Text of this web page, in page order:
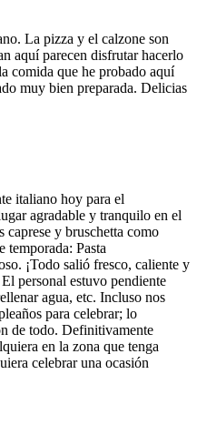
La pizza y el calzone son
aquí parecen disfrutar hacerlo
comida que he probado aquí
muy bien preparada. Delicias
italiano hoy para el
agradable y tranquilo en el
y bruschetta como
temporada: Pasta
¡Todo salió fresco, caliente y
personal estuvo pendiente
agua, etc. Incluso nos
para celebrar; lo
de todo. Definitivamente
en la zona que tenga
celebrar una ocasión